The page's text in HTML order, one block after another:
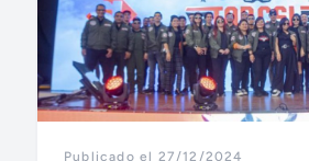
Publicado el 27/12/2024